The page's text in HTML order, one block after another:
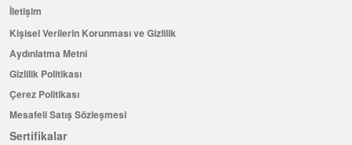
İletişim
Kişisel Verilerin Korunması ve Gizlilik
Aydınlatma Metni
Gizlilik Politikası
Çerez Politikası
Mesafeli Satış Sözleşmesi
Sertifikalar